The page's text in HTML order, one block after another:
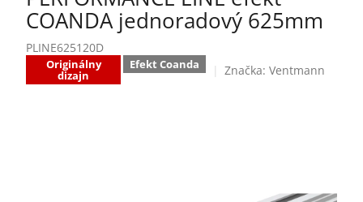
COANDA jednoradový 625mm
PLINE625120D
Originálny
dizajn
Efekt Coanda Značka:Ventmann